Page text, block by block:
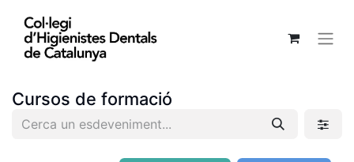
Cursos de formació